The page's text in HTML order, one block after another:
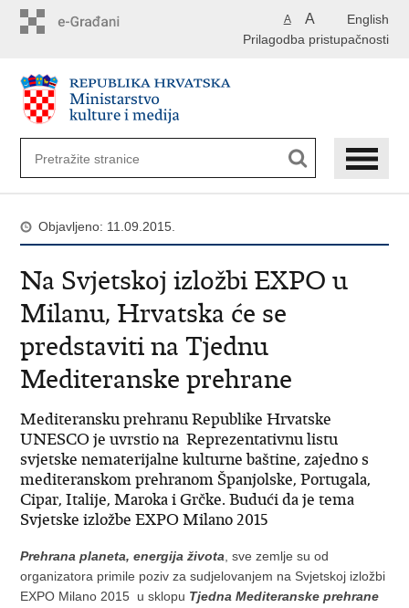
English
A A
Prilagodba pristupačnosti
Objavljeno: 11.09.2015.
Na Svjetskoj izložbi EXPO u
Milanu, Hrvatska će se
predstaviti na Tjednu
Mediteranske prehrane
Mediteransku prehranu Republike Hrvatske
UNESCO je uvrstio na Reprezentativnu listu
svjetske nematerijalne kulturne baštine, zajedno s
mediteranskom prehranom Španjolske, Portugala,
Cipar, Italije, Maroka i Grčke. Budući da je tema
Svjetske izložbe EXPO Milano 2015
Prehrana planeta, energija života , sve zemlje su od
organizatora primile poziv za sudjelovanjem na Svjetskoj izložbi
EXPO Milano 2015 u sklopu Tjedna Mediteranske prehrane